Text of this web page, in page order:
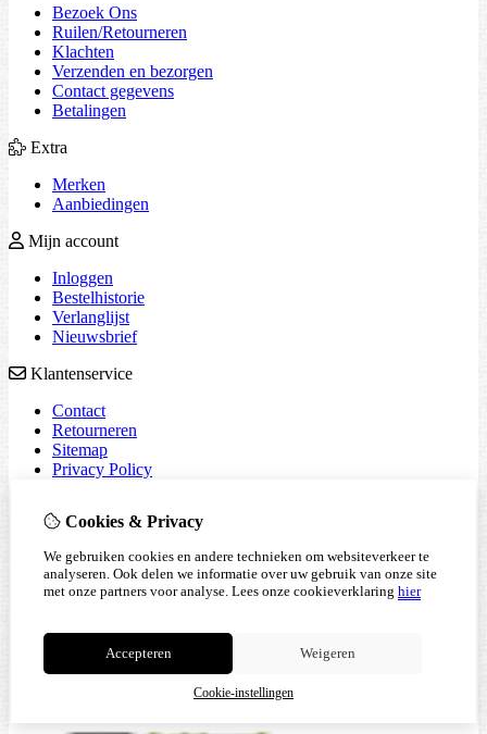
Bezoek Ons
Ruilen/Retourneren
Klachten
Verzenden en bezorgen
Contact gegevens
Betalingen
Extra
Merken
Aanbiedingen
Mijn account
Inloggen
Bestelhistorie
Verlanglijst
Nieuwsbrief
Klantenservice
Contact
Retourneren
Sitemap
Privacy Policy
Cookies & Privacy
We gebruiken cookies en andere technieken om websiteverkeer te
analyseren. Ook delen we informatie over uw gebruik van onze site
met onze partners voor analyse. Lees onze cookieverklaring hier
Accepteren Weigeren
Cookie-instellingen